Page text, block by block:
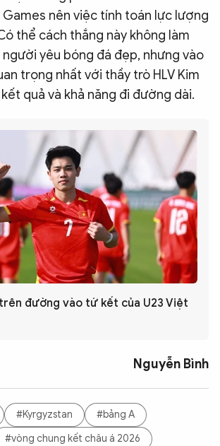
Games nên việc tính toán lực lượng
thể cách thắng này không làm
người yêu bóng đá đẹp, nhưng vào
trọng nhất với thầy trò HLV Kim
kết quả và khả năng đi đường dài.
đường vào tứ kết của U23 Việt
Nguyễn Bình
#Kyrgyzstan
#bảng A
#vòng chung kết châu á 2026